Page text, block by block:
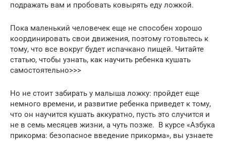
подражать вам и пробовать ковырять еду ложкой.
Пока маленький человечек еще не способен хорошо
координировать свои движения, поэтому готовьтесь к
тому, что все вокруг будет испачкано пищей. Читайте
статью, чтобы узнать, как научить ребенка кушать
самостоятельно>>>
Но не стоит забирать у малыша ложку: пройдет еще
немного времени, и развитие ребенка приведет к тому,
что он научится кушать аккуратно, пусть это случится и
не в семь месяцев жизни, а чуть позже. В курсе «Азбука
прикорма: безопасное введение прикорма», вы узнаете